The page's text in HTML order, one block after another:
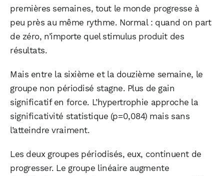
premières semaines, tout le monde progresse à
peu près au même rythme. Normal : quand on part
de zéro, n’importe quel stimulus produit des
résultats.
Mais entre la sixième et la douzième semaine, le
groupe non périodisé stagne. Plus de gain
significatif en force. L’hypertrophie approche la
significativité statistique (p=0,084) mais sans
l’atteindre vraiment.
Les deux groupes périodisés, eux, continuent de
progresser. Le groupe linéaire augmente